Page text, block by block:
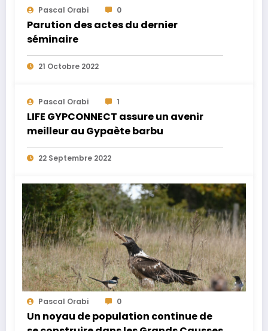
Pascal Orabi 0
Parution des actes du dernier
séminaire
21 Octobre 2022
Pascal Orabi 1
LIFE GYPCONNECT assure un avenir
meilleur au Gypaète barbu
22 Septembre 2022
Pascal Orabi 0
Un noyau de population continue de